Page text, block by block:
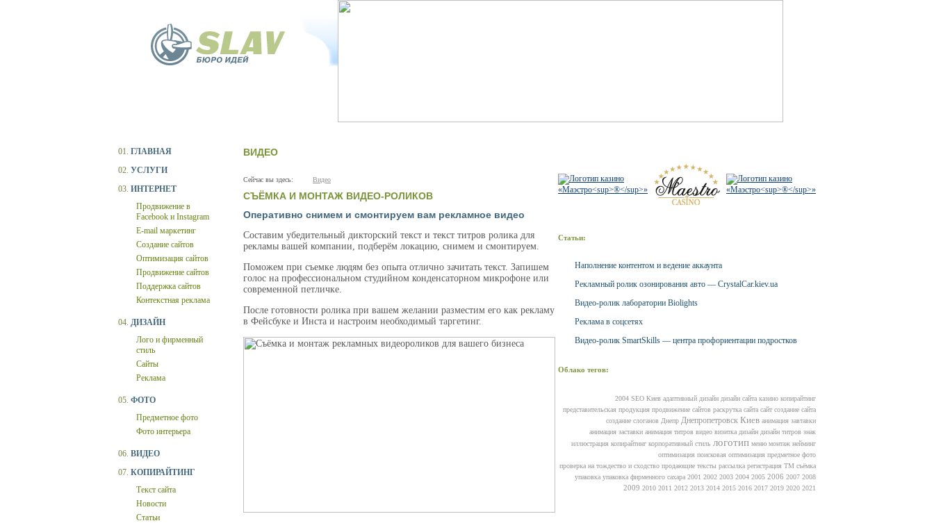
01. ГЛАВНАЯ
02. УСЛУГИ
03. ИНТЕРНЕТ
Продвижение в
Facebook и Instagram
E-mail маркетинг
Создание сайтов
Оптимизация сайтов
Продвижение сайтов
Поддержка сайтов
Контекстная реклама
04. ДИЗАЙН
Лого и фирменный
стиль
Сайты
Реклама
05. ФОТО
Предметное фото
Фото интерьера
06. ВИДЕО
07. КОПИРАЙТИНГ
Текст сайта
Новости
Статьи
ВИДЕО
Сейчас вы здесь: Видео
СЪЁМКА И МОНТАЖ ВИДЕО-РОЛИКОВ
Оперативно снимем и смонтируем вам рекламное видео
Составим убедительный дикторский текст и текст титров ролика для
рекламы вашей компании, подберём локацию, снимем и смонтируем.
Поможем при съемке людям без опыта отлично зачитать текст. Запишем
голос на профессиональном студийном конденсаторном микрофоне или
современной петличке.
После готовности ролика при вашем желании разместим его как рекламу
в Фейсбуке и Инста и настроим необходимый таргетинг.
Статьи:
Наполнение контентом и ведение аккаунта
Рекламный ролик озонирования авто — CrystalCar.kiev.ua
Видео-ролик лаборатории Biolights
Реклама в соцсетях
Видео-ролик SmartSkills — центра профориентации подростков
Облако тегов:
2004 SEO Киев адаптивный дизайн дизайн сайта казино копирайтинг
представительская продукция продвижение сайтов раскрутка сайта сайт создание сайта
создание слоганов Днепр Днепропетровск Киев анимация завтавки
анимация заставки анимация титров видео визитка дизайн дизайн титров знак
иллюстрация копирайтинг корпоративный стиль логотип меню монтаж нейминг
оптимизация поисковая оптимизация предметное фото
проверка на тождество и сходство продающие тексты рассылка регистрация ТМ съёмка
упаковка упаковка фирменного сахара 2001 2002 2003 2004 2005 2006 2007 2008
2009 2010 2011 2012 2013 2014 2015 2016 2017 2019 2020 2021